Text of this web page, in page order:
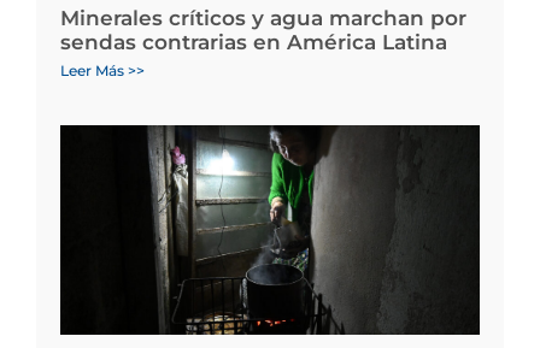
Minerales críticos y agua marchan por
sendas contrarias en América Latina
Leer Más >>